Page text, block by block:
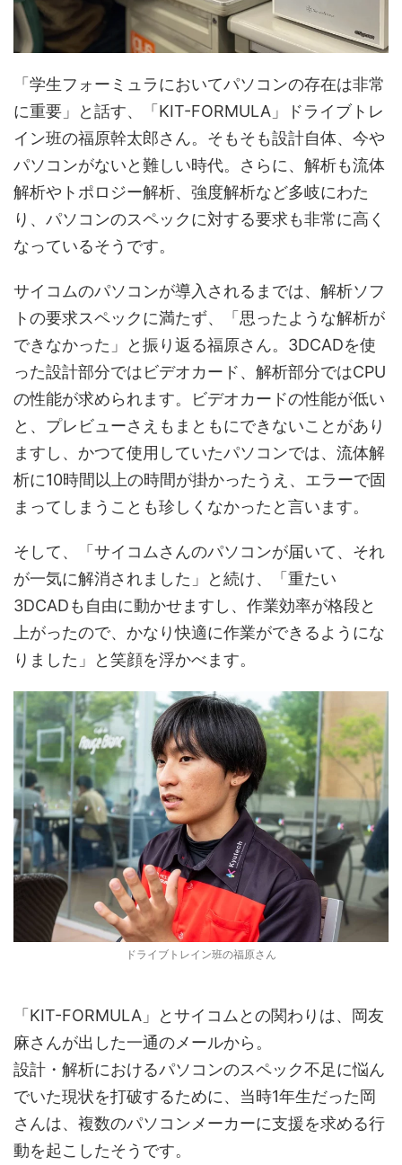
「学生フォーミュラにおいてパソコンの存在は非常
に重要」と話す、「KIT-FORMULA」ドライブトレ
イン班の福原幹太郎さん。そもそも設計自体、今や
パソコンがないと難しい時代。さらに、解析も流体
解析やトポロジー解析、強度解析など多岐にわた
り、パソコンのスペックに対する要求も非常に高く
なっているそうです。
サイコムのパソコンが導入されるまでは、解析ソフ
トの要求スペックに満たず、「思ったような解析が
できなかった」と振り返る福原さん。3DCADを使
った設計部分ではビデオカード、解析部分ではCPU
の性能が求められます。ビデオカードの性能が低い
と、プレビューさえもまともにできないことがあり
ますし、かつて使用していたパソコンでは、流体解
析に10時間以上の時間が掛かったうえ、エラーで固
まってしまうことも珍しくなかったと言います。
そして、「サイコムさんのパソコンが届いて、それ
が一気に解消されました」と続け、「重たい
3DCADも自由に動かせますし、作業効率が格段と
上がったので、かなり快適に作業ができるようにな
りました」と笑顔を浮かべます。
ドライブトレイン班の福原さん
「KIT-FORMULA」とサイコムとの関わりは、岡友
麻さんが出した一通のメールから。
設計・解析におけるパソコンのスペック不足に悩ん
でいた現状を打破するために、当時1年生だった岡
さんは、複数のパソコンメーカーに支援を求める行
動を起こしたそうです。